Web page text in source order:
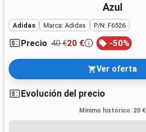
Azul
Adidas Marca: Adidas P/N: F6526
Precio 40 €20 € -50%
Ver oferta
Evolución del precio
Mínimo histórico: 20 €